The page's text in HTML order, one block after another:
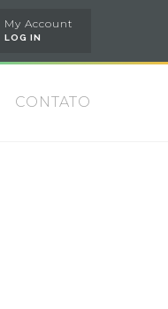
My Account
LOG IN
CONTATO